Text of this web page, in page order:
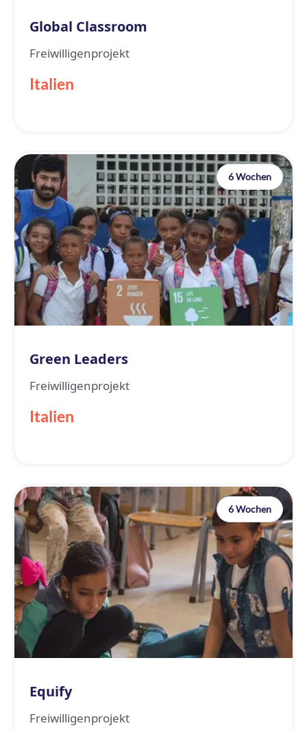
Global Classroom
Freiwilligenprojekt
Italien
6 Wochen
Green Leaders
Freiwilligenprojekt
Italien
6 Wochen
Equify
Freiwilligenprojekt